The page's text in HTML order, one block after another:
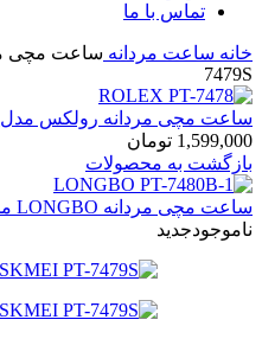
تماس با ما
خانه ساعت مردانه
7479S
ساعت مچی مردانه رولکس مدل ROLEX PT-7478
1,599,000 تومان
بازگشت به محصولات
ساعت مچی مردانه LONGBO مدل PT-7480B
ناموجودجدید